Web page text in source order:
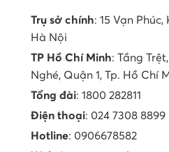
Trụ sở chính: 15 Vạn
Hà Nội
TP Hồ Chí Minh: Tầng
Nghé, Quận 1, Tp. Hồ Chí
Tổng đài: 1800 282811
Điện thoại: 024 7308 8899
Hotline: 0906678582